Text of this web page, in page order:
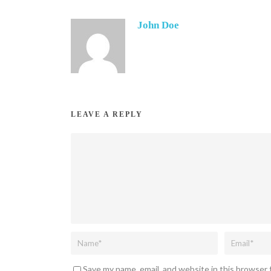
John Doe
LEAVE A REPLY